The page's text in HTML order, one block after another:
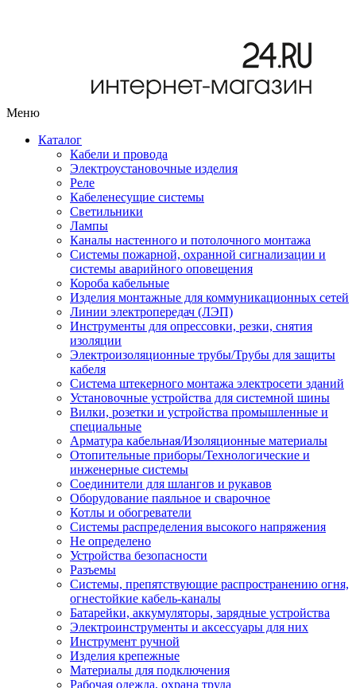
Меню
Каталог
Кабели и провода
Электроустановочные изделия
Реле
Кабеленесущие системы
Светильники
Лампы
Каналы настенного и потолочного монтажа
Системы пожарной, охранной сигнализации и
системы аварийного оповещения
Короба кабельные
Изделия монтажные для коммуникационных сетей
Линии электропередач (ЛЭП)
Инструменты для опрессовки, резки, снятия
изоляции
Электроизоляционные трубы/Трубы для защиты
кабеля
Система штекерного монтажа электросети зданий
Установочные устройства для системной шины
Вилки, розетки и устройства промышленные и
специальные
Арматура кабельная/Изоляционные материалы
Отопительные приборы/Технологические и
инженерные системы
Соединители для шлангов и рукавов
Оборудование паяльное и сварочное
Котлы и обогреватели
Системы распределения высокого напряжения
Не определено
Устройства безопасности
Разъемы
Системы, препятствующие распространению огня,
огнестойкие кабель-каналы
Батарейки, аккумуляторы, зарядные устройства
Электроинструменты и аксессуары для них
Инструмент ручной
Изделия крепежные
Материалы для подключения
Рабочая одежда, охрана труда